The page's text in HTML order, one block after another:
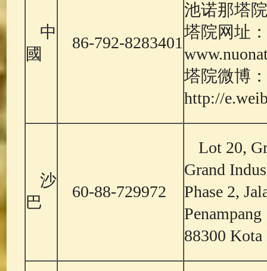
中
國
86-792-8283401
池诺那塔院
塔院网址：
塔院微博：
http://
沙
巴
60-88-729972
Lot 20,
Grand
Phase 2,
Penampang
88300 Kota